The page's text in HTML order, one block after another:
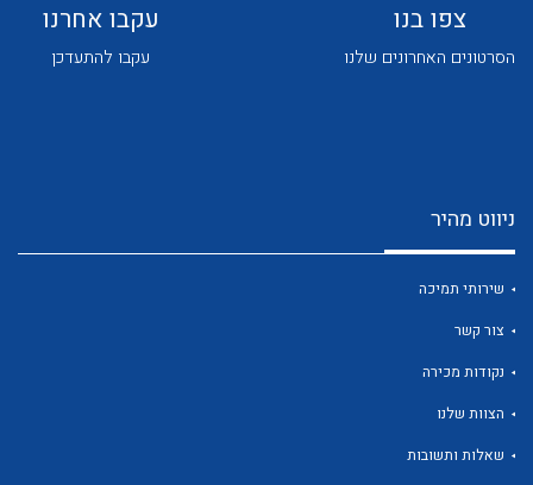
לכל מוצרי היצרן
לכל מוצרי היצרן
צפו בנו
הסרטונים האחרונים שלנו
עקבו אחרנו
עקבו להתעדכן
ניווט מהיר
שירותי תמיכה
צור קשר
נקודות מכירה
הצוות שלנו
שאלות ותשובות